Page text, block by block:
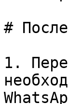
#
1.